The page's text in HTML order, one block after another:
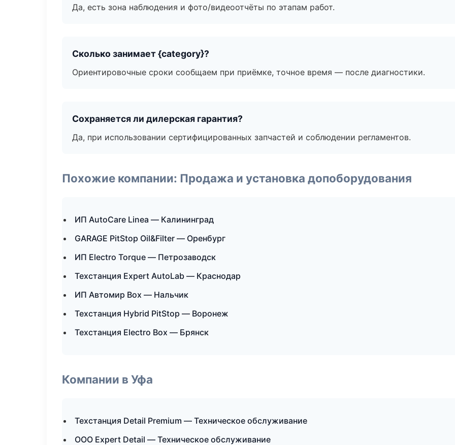
Да, есть зона наблюдения и фото/видеоотчёты по этапам работ.
Сколько занимает {category}?
Ориентировочные сроки сообщаем при приёмке, точное время — после диагностики.
Сохраняется ли дилерская гарантия?
Да, при использовании сертифицированных запчастей и соблюдении регламентов.
Похожие компании: Продажа и установка допоборудования
ИП AutoCare Linea — Калининград
GARAGE PitStop Oil&Filter — Оренбург
ИП Electro Torque — Петрозаводск
Техстанция Expert AutoLab — Краснодар
ИП Автомир Box — Нальчик
Техстанция Hybrid PitStop — Воронеж
Техстанция Electro Box — Брянск
Компании в Уфа
Техстанция Detail Premium — Техническое обслуживание
ООО Expert Detail — Техническое обслуживание